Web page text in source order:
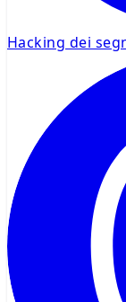
Hacking dei